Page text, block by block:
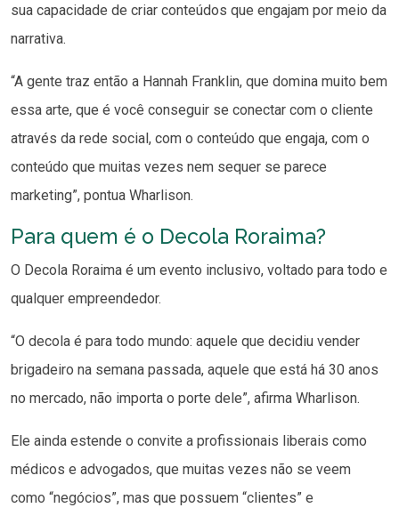
sua capacidade de criar conteúdos que engajam por meio da
narrativa.
“A gente traz então a Hannah Franklin, que domina muito bem
essa arte, que é você conseguir se conectar com o cliente
através da rede social, com o conteúdo que engaja, com o
conteúdo que muitas vezes nem sequer se parece
marketing”, pontua Wharlison.
Para quem é o Decola Roraima?
O Decola Roraima é um evento inclusivo, voltado para todo e
qualquer empreendedor.
“O decola é para todo mundo: aquele que decidiu vender
brigadeiro na semana passada, aquele que está há 30 anos
no mercado, não importa o porte dele”, afirma Wharlison.
Ele ainda estende o convite a profissionais liberais como
médicos e advogados, que muitas vezes não se veem
como “negócios”, mas que possuem “clientes” e